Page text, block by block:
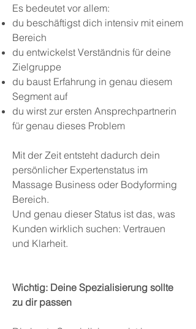
Es bedeutet vor allem:
du beschäftigst dich intensiv mit einem
Bereich
du entwickelst Verständnis für deine
Zielgruppe
du baust Erfahrung in genau diesem
Segment auf
du wirst zur ersten Ansprechpartnerin
für genau dieses Problem
Mit der Zeit entsteht dadurch dein
persönlicher Expertenstatus im
Massage Business oder Bodyforming
Bereich.
Und genau dieser Status ist das, was
Kunden wirklich suchen: Vertrauen
und Klarheit.
Wichtig: Deine Spezialisierung sollte
zu dir passen